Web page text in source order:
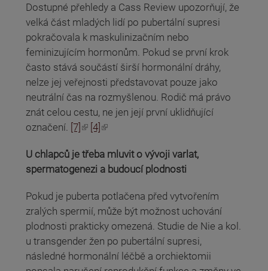
Dostupné přehledy a Cass Review upozorňují, že
velká část mladých lidí po pubertální supresi
pokračovala k maskulinizačním nebo
feminizujícím hormonům. Pokud se první krok
často stává součástí širší hormonální dráhy,
nelze jej veřejnosti představovat pouze jako
neutrální čas na rozmyšlenou. Rodič má právo
znát celou cestu, ne jen její první uklidňující
označení. [7]
(odkaz je externí) [4]
(odkaz je externí)
U chlapců je třeba mluvit o vývoji varlat,
spermatogenezi a budoucí plodnosti
Pokud je puberta potlačena před vytvořením
zralých spermií, může být možnost uchování
plodnosti prakticky omezená. Studie de Nie a kol.
u transgender žen po pubertální supresi,
následné hormonální léčbě a orchiektomii